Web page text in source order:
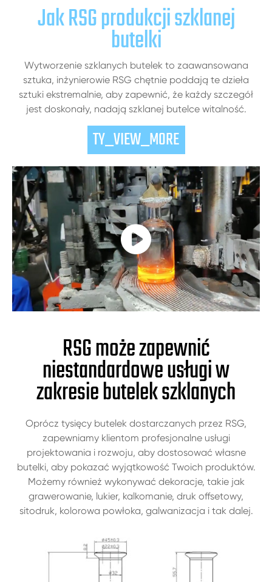
Jak RSG produkcji szklanej
butelki
Wytworzenie szklanych butelek to zaawansowana
sztuka, inżynierowie RSG chętnie poddają te dzieła
sztuki ekstremalnie, aby zapewnić, że każdy szczegół
jest doskonały, nadają szklanej butelce witalność.
TY_VIEW_MORE

RSG może zapewnić
niestandardowe usługi w
zakresie butelek szklanych
Oprócz tysięcy butelek dostarczanych przez RSG,
zapewniamy klientom profesjonalne usługi
projektowania i rozwoju, aby dostosować własne
butelki, aby pokazać wyjątkowość Twoich produktów.
Możemy również wykonywać dekoracje, takie jak
grawerowanie, lukier, kalkomanie, druk offsetowy,
sitodruk, kolorowa powłoka, galwanizacja i tak dalej.